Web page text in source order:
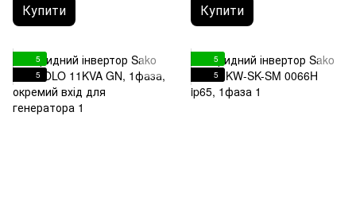
Купити Купити
5
5
5
5